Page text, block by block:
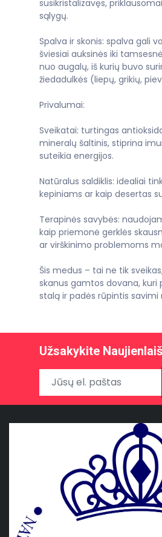
susikristalizavęs,
sąlygų.
Spalva ir skonis: spalva gali
šviesiai auksinės iki
nuo augalų, iš kurių buvo
žiedadulkės (liepų, grikių,
Privalumai:
Sveikatai: turtingas
mineralų šaltinis, stiprina
suteikia energijos.
Natūralus saldiklis: idealiai
kepiniams ar kaip desertas
Terapinės savybės:
kaip priemonė gerklės
ar virškinimo problemoms
Šis medus – tai ne tik
skanus gamtos dovana, kuri
stalą ir padės rūpintis
Užsakykite